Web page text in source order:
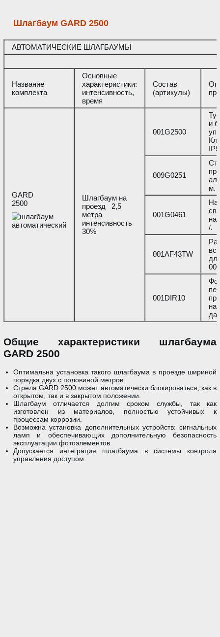
Шлагбаум GARD 2500
АВТОМАТИЧЕСКИЕ ШЛАГБАУМЫ
Название
комплекта
Основные
характеристики:
интенсивность,
время
Состав
(артикулы)
GARD
2500
Шлагбаум на
проезд 2,5
метра
интенсивность
30%
001G2500
и
009G0251
м.
001G0461
на
/.
001AF43TW
001DIR10
Общие характеристики шлагбаума
GARD 2500
Оптимальна установка такого шлагбаума в проезде шириной
порядка двух с половиной метров.
Стрела GARD 2500 может автоматически блокироваться, как в
открытом, так и в закрытом положении.
Шлагбаум отличается долгим сроком службы, так как
изготовлен из материалов, полностью устойчивых к
процессам коррозии.
Возможна установка дополнительных устройств: сигнальных
ламп и обеспечивающих дополнительную безопасность
эксплуатации фотоэлементов.
Допускается интеграция шлагбаума в системы контроля
управления доступом.